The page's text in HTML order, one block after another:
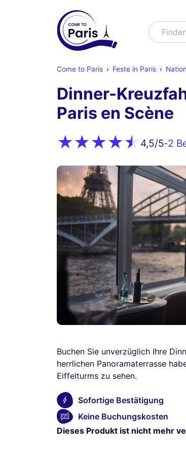
Suchen
Come to Paris Feste in Paris
Dinner-
Paris en Scène
4,5/5-2
Buchen Sie unverzüglich Ihre
herrlichen Panoramaterrasse
Eiffelturms zu sehen.
Sofortige Bestätigung
Keine Buchungskosten
Dieses Produkt ist nicht mehr